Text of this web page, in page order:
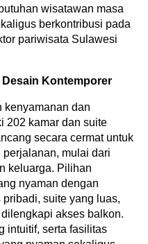
wisatawan masa
berkontribusi pada
pariwisata Sulawesi
Kontemporer
kenyamanan dan
202 kamar dan suite
secara cermat untuk
mulai dari
keluarga. Pilihan
nyaman dengan
suite yang luas,
akses balkon.
intuitif, serta fasilitas